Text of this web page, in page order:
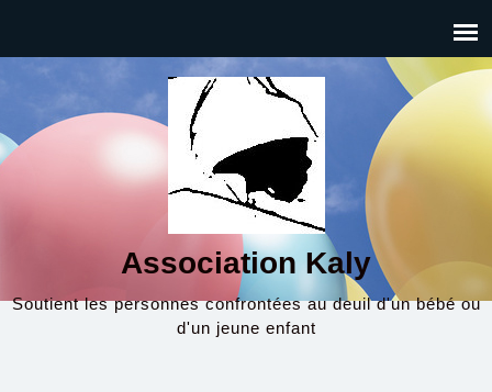
Association Kaly
Soutient les personnes confrontées au deuil d'un bébé ou
d'un jeune enfant